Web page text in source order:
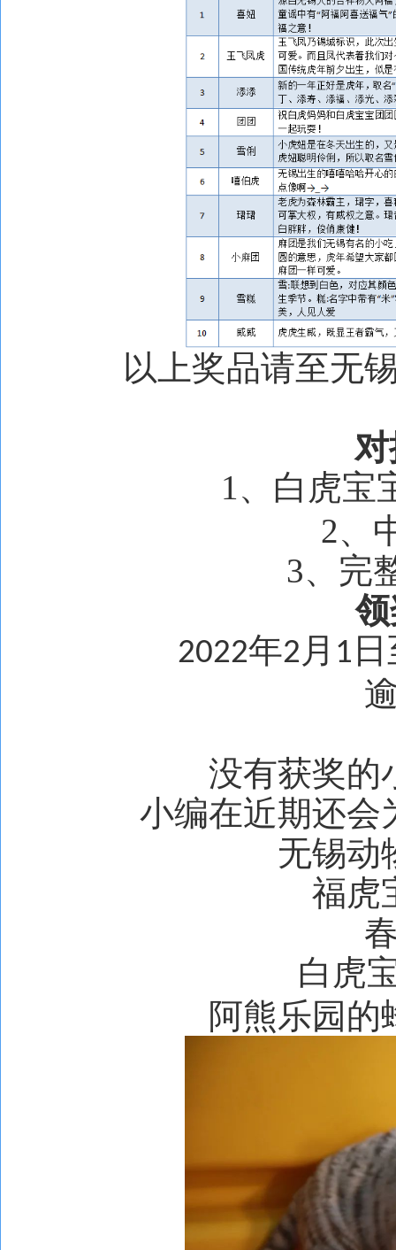
以上奖品请至无
1、白虎宝
2、
3、完
2022年2 月 1
没有获奖的
小编在近期还会
无锡动
福虎
白虎
阿熊乐园的